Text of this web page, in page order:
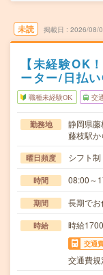
未読 掲載日 2026/08/
【未経験OK
ーター/日払
職種未経験OK 交
勤務地
静岡県藤
藤枝駅
曜日頻度 シフト制
時間 08:00～
期間 長期でお
時給 時給
交通
交通費